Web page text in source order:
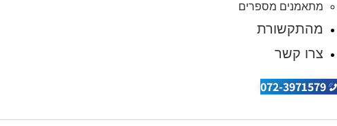
מתאמנים מספרים
מהתקשורת
צרו קשר
072-3971579